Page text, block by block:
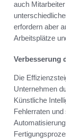
auch
erfordern aber
Arbeitsplätze
Verbesserung
Die
Unternehmen
Künstliche
Fehlerraten